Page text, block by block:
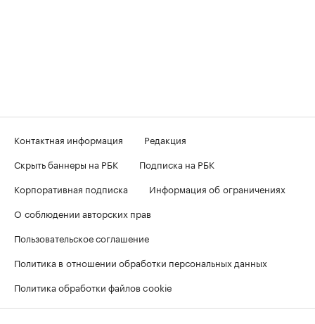
Контактная информация
Редакция
Скрыть баннеры на РБК
Подписка на РБК
Корпоративная подписка
Информация об ограничениях
О соблюдении авторских прав
Пользовательское соглашение
Политика в отношении обработки персональных данных
Политика обработки файлов cookie